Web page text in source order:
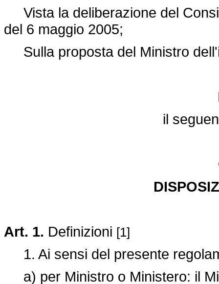
Vista la deliberazione del
del 6 maggio 2005;
Sulla proposta del Ministro
il
Art. 1. Definizioni [1]
1. Ai sensi del presente
a) per Ministro o Ministero: il